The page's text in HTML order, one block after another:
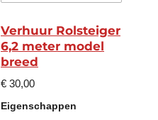
Verhuur Rolsteiger
6,2 meter model
breed
€ 30,00
Eigenschappen